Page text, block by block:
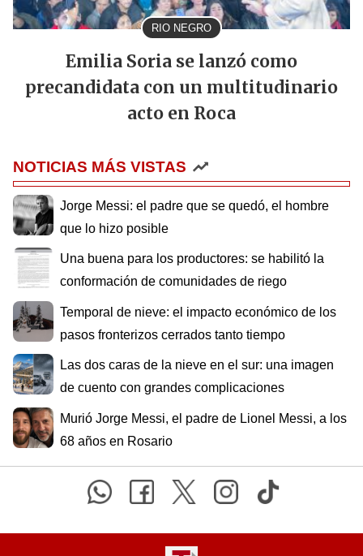
RIO NEGRO
Emilia Soria se lanzó como
precandidata con un multitudinario
acto en Roca
NOTICIAS MÁS VISTAS
Jorge Messi: el padre que se quedó, el hombre
que lo hizo posible
Una buena para los productores: se habilitó la
conformación de comunidades de riego
Temporal de nieve: el impacto económico de los
pasos fronterizos cerrados tanto tiempo
Las dos caras de la nieve en el sur: una imagen
de cuento con grandes complicaciones
Murió Jorge Messi, el padre de Lionel Messi, a los
68 años en Rosario